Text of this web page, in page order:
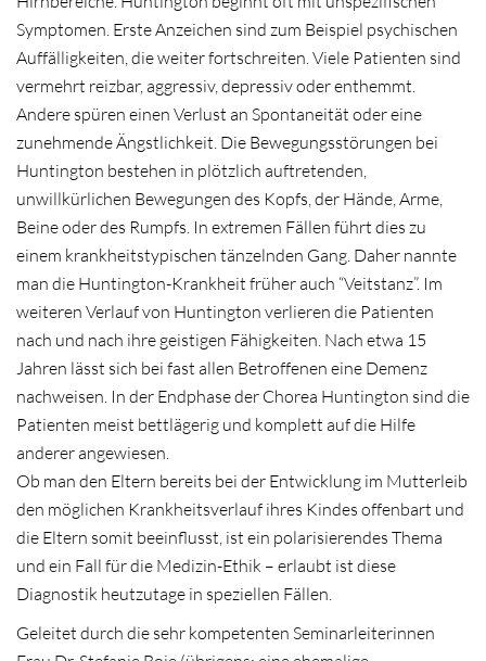
Symptomen. Erste Anzeichen sind zum Beispiel psychischen
Auffälligkeiten, die weiter fortschreiten. Viele Patienten sind
vermehrt reizbar, aggressiv, depressiv oder enthemmt.
Andere spüren einen Verlust an Spontaneität oder eine
zunehmende Ängstlichkeit. Die Bewegungsstörungen bei
Huntington bestehen in plötzlich auftretenden,
unwillkürlichen Bewegungen des Kopfs, der Hände, Arme,
Beine oder des Rumpfs. In extremen Fällen führt dies zu
einem krankheitstypischen tänzelnden Gang. Daher nannte
man die Huntington-Krankheit früher auch “Veitstanz”. Im
weiteren Verlauf von Huntington verlieren die Patienten
nach und nach ihre geistigen Fähigkeiten. Nach etwa 15
Jahren lässt sich bei fast allen Betroffenen eine Demenz
nachweisen. In der Endphase der Chorea Huntington sind die
Patienten meist bettlägerig und komplett auf die Hilfe
anderer angewiesen.
Ob man den Eltern bereits bei der Entwicklung im Mutterleib
den möglichen Krankheitsverlauf ihres Kindes offenbart und
die Eltern somit beeinflusst, ist ein polarisierendes Thema
und ein Fall für die Medizin-Ethik – erlaubt ist diese
Diagnostik heutzutage in speziellen Fällen.
Geleitet durch die sehr kompetenten Seminarleiterinnen